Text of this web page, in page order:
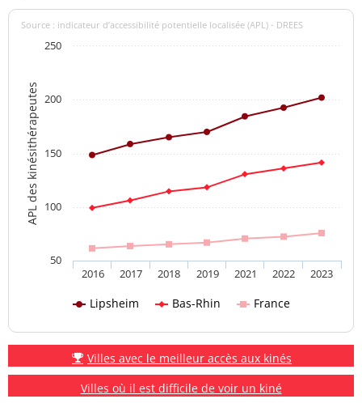
APL des kinésithérapeutes
Source : indicateur d’accessibilité potentielle localisée (APL) - DREES
Lipsheim Bas-Rhin France
2016 2017 2018 2019 2021 2022 2023
50
100
150
200
250
Villes avec le meilleur accès aux kinés
Villes où il est difficile de voir un kiné